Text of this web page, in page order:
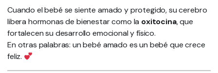
Cuando el bebé se siente amado y protegido, su cerebro
libera hormonas de bienestar como la oxitocina, que
fortalecen su desarrollo emocional y físico.
En otras palabras: un bebé amado es un bebé que crece
feliz.